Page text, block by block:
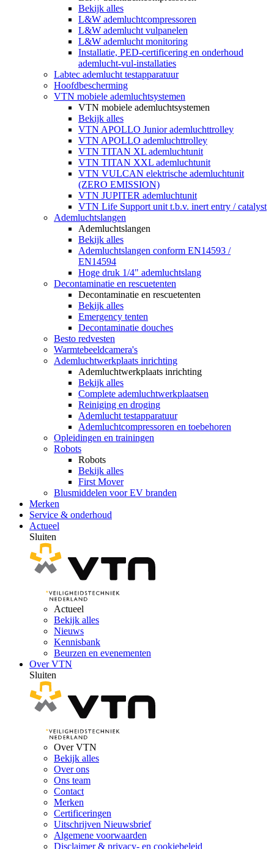
Bekijk alles
L&W ademluchtcompressoren
L&W ademlucht vulpanelen
L&W ademlucht monitoring
Installatie, PED-certificering en onderhoud
ademlucht-vul-installaties
Labtec ademlucht testapparatuur
Hoofdbescherming
VTN mobiele ademluchtsystemen
VTN mobiele ademluchtsystemen
Bekijk alles
VTN APOLLO Junior ademluchttrolley
VTN APOLLO ademluchttrolley
VTN TITAN XL ademluchtunit
VTN TITAN XXL ademluchtunit
VTN VULCAN elektrische ademluchtunit
(ZERO EMISSION)
VTN JUPITER ademluchtunit
VTN Life Support unit t.b.v. inert entry / catalyst
Ademluchtslangen
Ademluchtslangen
Bekijk alles
Ademluchtslangen conform EN14593 /
EN14594
Hoge druk 1/4" ademluchtslang
Decontaminatie en rescuetenten
Decontaminatie en rescuetenten
Bekijk alles
Emergency tenten
Decontaminatie douches
Besto redvesten
Warmtebeeldcamera's
Ademluchtwerkplaats inrichting
Ademluchtwerkplaats inrichting
Bekijk alles
Complete ademluchtwerkplaatsen
Reiniging en droging
Ademlucht testapparatuur
Ademluchtcompressoren en toebehoren
Opleidingen en trainingen
Robots
Robots
Bekijk alles
First Mover
Blusmiddelen voor EV branden
Merken
Service & onderhoud
Actueel
Sluiten
Actueel
Bekijk alles
Nieuws
Kennisbank
Beurzen en evenementen
Over VTN
Sluiten
Over VTN
Bekijk alles
Over ons
Ons team
Contact
Merken
Certificeringen
Uitschrijven Nieuwsbrief
Algemene voorwaarden
Disclaimer & privacy- en cookiebeleid